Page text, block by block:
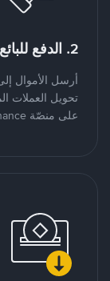
2. الدفع للبائع
أرسل الأموال
تحويل العملات
على منصّة Binance من شخص لشخص.